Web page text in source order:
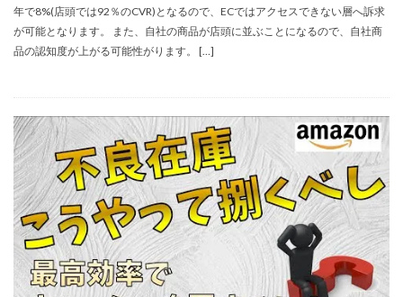
年で8%(店頭では92％のCVR)となるので、ECではアクセスできない層へ訴求
が可能となります。 また、自社の商品が店頭に並ぶことになるので、自社商
品の認知度が上がる可能性がります。 […]